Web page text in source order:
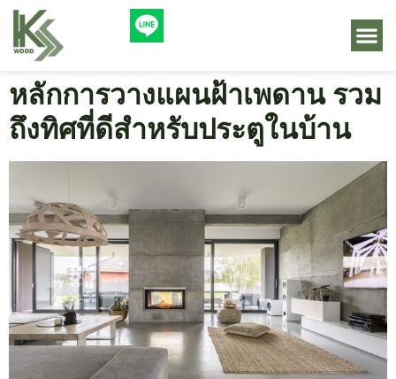
หลักการวางแผนฝ้าเพดาน รวม
ถึงทิศที่ดีสำหรับประตูในบ้าน